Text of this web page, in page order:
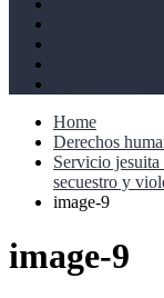
Home
Derechos
Servicio
secuestro y
image-9
image-9